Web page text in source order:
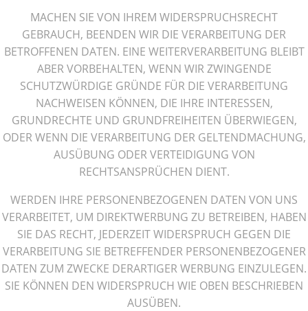
MACHEN SIE VON IHREM WIDERSPRUCHSRECHT
GEBRAUCH, BEENDEN WIR DIE VERARBEITUNG DER
BETROFFENEN DATEN. EINE WEITERVERARBEITUNG BLEIBT
ABER VORBEHALTEN, WENN WIR ZWINGENDE
SCHUTZWÜRDIGE GRÜNDE FÜR DIE VERARBEITUNG
NACHWEISEN KÖNNEN, DIE IHRE INTERESSEN,
GRUNDRECHTE UND GRUNDFREIHEITEN ÜBERWIEGEN,
ODER WENN DIE VERARBEITUNG DER GELTENDMACHUNG,
AUSÜBUNG ODER VERTEIDIGUNG VON
RECHTSANSPRÜCHEN DIENT.
WERDEN IHRE PERSONENBEZOGENEN DATEN VON UNS
VERARBEITET, UM DIREKTWERBUNG ZU BETREIBEN, HABEN
SIE DAS RECHT, JEDERZEIT WIDERSPRUCH GEGEN DIE
VERARBEITUNG SIE BETREFFENDER PERSONENBEZOGENER
DATEN ZUM ZWECKE DERARTIGER WERBUNG EINZULEGEN.
SIE KÖNNEN DEN WIDERSPRUCH WIE OBEN BESCHRIEBEN
AUSÜBEN.